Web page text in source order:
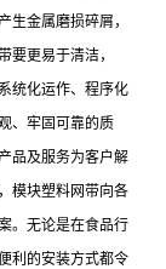
生金属磨损碎屑，
要更易于清洁，
统化运作、程序化
、牢固可靠的质
品及服务为客户解
模块塑料网带向各
。无论是在食品行
利的安装方式都令